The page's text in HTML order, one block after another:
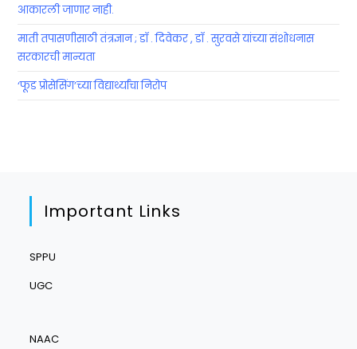
आकारली जाणार नाही.
माती तपासणीसाठी तंत्रज्ञान ; डॉ . दिवेकर , डॉ . सुरवसे यांच्या संशोधनास
सरकारची मान्यता
‘फूड प्रोसेसिंग’च्या विद्यार्थ्यांचा निरोप
Important Links
SPPU
UGC
NAAC